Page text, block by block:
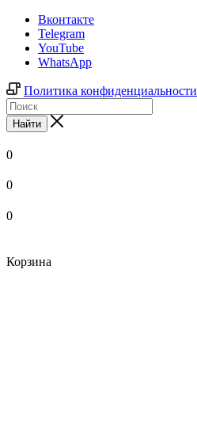
Вконтакте
Telegram
YouTube
WhatsApp
Политика конфиденциальности
Найти
0
0
0
Корзина